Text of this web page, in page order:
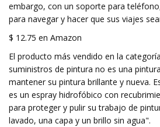
embargo, con un soporte para
para navegar y hacer que sus viajes
$ 12.75 en Amazon
El producto más vendido en la
suministros de pintura no es una
mantener su pintura brillante y nueva.
es un espray hidrofóbico con
para proteger y pulir su trabajo de
lavado, una capa y un brillo sin agua".